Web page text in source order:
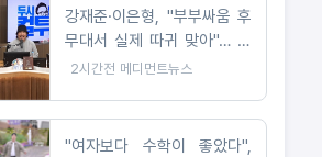
강재준·이은형, "부부싸움 후
무대서 실제 따귀 맞아"… 폭
소 만발 근황
2시간전 메디먼트뉴스
"여자보다 수학이 좋았다",